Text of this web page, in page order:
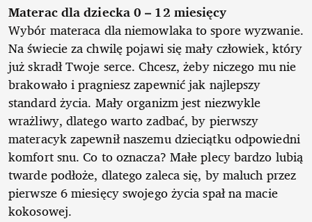
Materac dla dziecka 0 – 12 miesięcy
Wybór materaca dla niemowlaka to spore wyzwanie.
Na świecie za chwilę pojawi się mały człowiek, który
już skradł Twoje serce. Chcesz, żeby niczego mu nie
brakowało i pragniesz zapewnić jak najlepszy
standard życia. Mały organizm jest niezwykle
wrażliwy, dlatego warto zadbać, by pierwszy
materacyk zapewnił naszemu dzieciątku odpowiedni
komfort snu. Co to oznacza? Małe plecy bardzo lubią
twarde podłoże, dlatego zaleca się, by maluch przez
pierwsze 6 miesięcy swojego życia spał na macie
kokosowej.